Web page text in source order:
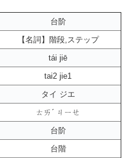
台阶
【名詞】階段,ステップ
tái jiē
tai2 jie1
タイ ジエ
ㄊㄞˊ ㄐㄧㄝ
台阶
台階